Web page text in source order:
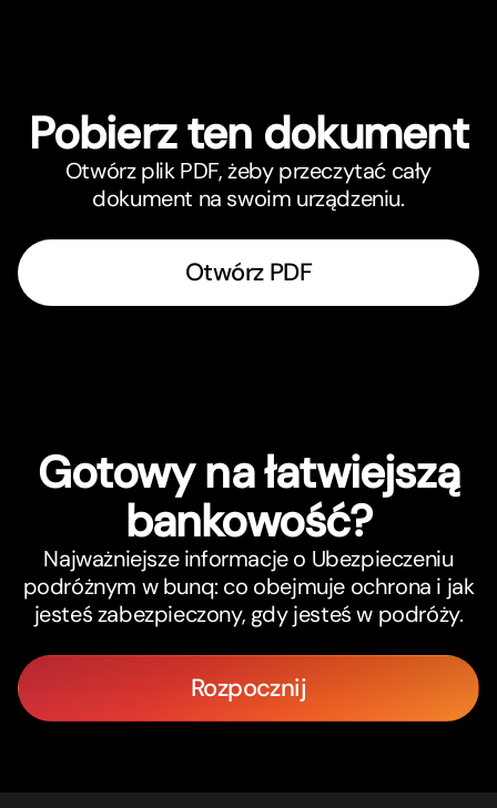
Pobierz ten dokument
Otwórz plik PDF, żeby przeczytać cały
dokument na swoim urządzeniu.
Otwórz PDF
Gotowy na łatwiejszą
bankowość?
Najważniejsze informacje o Ubezpieczeniu
podróżnym w bunq: co obejmuje ochrona i jak
jesteś zabezpieczony, gdy jesteś w podróży.
Rozpocznij